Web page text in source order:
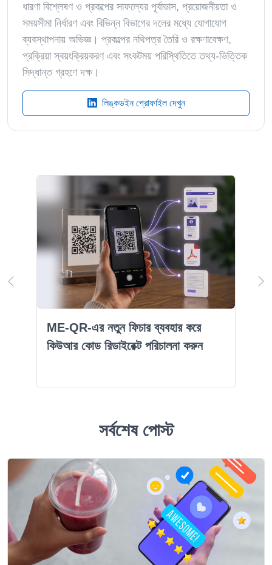
ধারণা বিশ্লেষণ ও প্রকল্পের সাফল্যের পূর্বাভাস, প্রয়োজনীয়তা ও
সময়সীমা নির্ধারণ এবং বিভিন্ন বিভাগের দলের মধ্যে যোগাযোগ
ব্যবস্থাপনায় অভিজ্ঞ। প্রকল্পের নথিপত্র তৈরি ও রক্ষণাবেক্ষণ,
প্রক্রিয়া স্বয়ংক্রিয়করণ এবং সংকটময় পরিস্থিতিতে তথ্য-ভিত্তিক
সিদ্ধান্ত গ্রহণে দক্ষ।
লিঙ্কডইন প্রোফাইল দেখুন
ME-QR-এর নতুন ফিচার ব্যবহার করে
কিউআর কোড রিডাইরেক্ট পরিচালনা করুন
সর্বশেষ পোস্ট